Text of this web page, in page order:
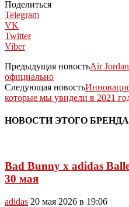
Поделиться
Telegram
VK
Twitter
Viber
Предыдущая новостьAir
официально
Следующая новость
которые мы увидели в 2021
НОВОСТИ ЭТОГО БРЕНДА
Bad Bunny x adidas
30 мая
adidas 20 мая 2026 в 19:06